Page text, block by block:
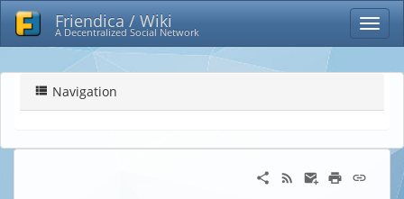
Friendica / Wiki
A Decentralized Social Network
Navigation